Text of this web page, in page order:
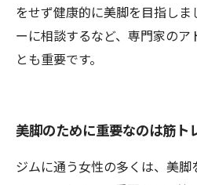
をせず健康的に美脚を目指し
ーに相談するなど、専門家のア
とも重要です。
美脚のために重要なのは筋ト
ジムに通う女性の多くは、美脚